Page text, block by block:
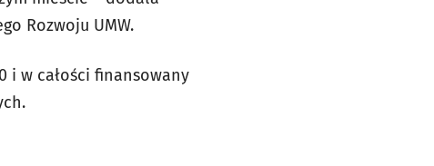
Rozwoju UMW.
i w całości finansowany